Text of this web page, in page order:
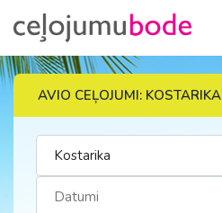
AVIO CEĻOJUMI: KOSTARIKA